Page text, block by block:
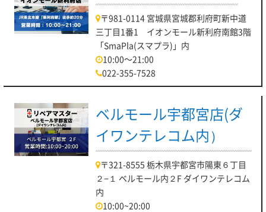
〒981-0114 宮城県宮城郡利府町新中道
三丁目1番1 イオンモール新利府南館3階
「SmaPla(スマプラ)」内
10:00～21:00
022-355-7528
ベルモール宇都宮店(ダ
イワンテレコム内）
〒321-8555 栃木県宇都宮市陽東６丁目
２−１ ベルモール内２F ダイワンテレコム
内
10:00~20:00